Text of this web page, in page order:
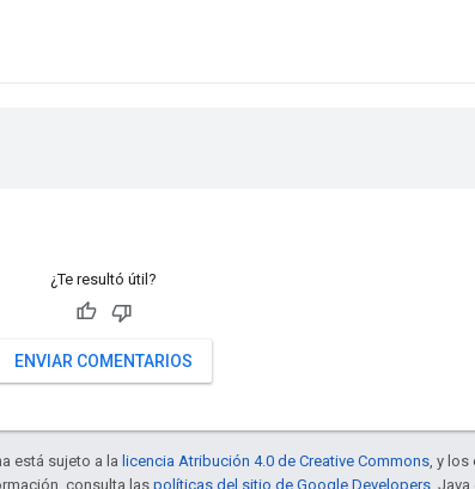
¿Te resultó útil?
ENVIAR COMENTARIOS
está sujeto a la licencia Atribución 4.0 de Creative Commons, y los
consulta las políticas del sitio de Google Developers .